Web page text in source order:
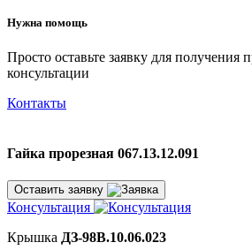
Нужна помощь
Просто оставьте заявку для получения
консультации
Контакты
Гайка прорезная 067.13.12.091
Оставить заявку
Консультация
Крышка ДЗ-98В.10.06.023